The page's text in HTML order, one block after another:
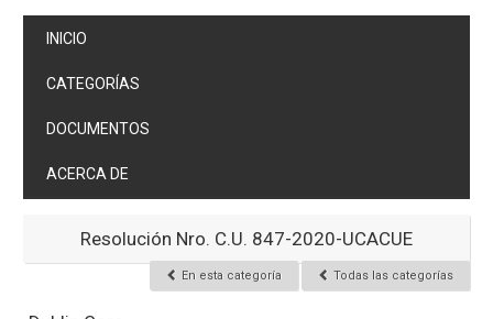
INICIO
CATEGORÍAS
DOCUMENTOS
ACERCA DE
Resolución Nro. C.U. 847-2020-UCACUE
En esta categoría Todas las categorías